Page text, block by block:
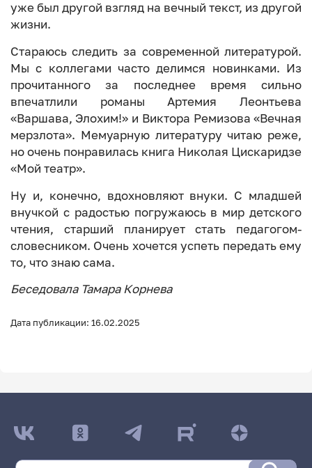
уже был другой взгляд на вечный текст, из другой
жизни.
Стараюсь следить за современной литературой.
Мы с коллегами часто делимся новинками. Из
прочитанного за последнее время сильно
впечатлили романы Артемия Леонтьева
«Варшава, Элохим!» и Виктора Ремизова «Вечная
мерзлота». Мемуарную литературу читаю реже,
но очень понравилась книга Николая Цискаридзе
«Мой театр».
Ну и, конечно, вдохновляют внуки. С младшей
внучкой с радостью погружаюсь в мир детского
чтения, старший планирует стать педагогом-
словесником. Очень хочется успеть передать ему
то, что знаю сама.
Беседовала Тамара Корнева
Дата публикации: 16.02.2025